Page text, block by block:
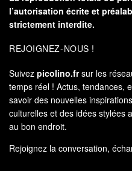
l’autorisation écrite et
strictement interdite.
REJOIGNEZ-NOUS !
Suivez picolino.frsur les
temps réel ! Actus, tendances,
savoir des nouvelles
culturelles et des idées stylées
au bon endroit.
Rejoignez la conversation,